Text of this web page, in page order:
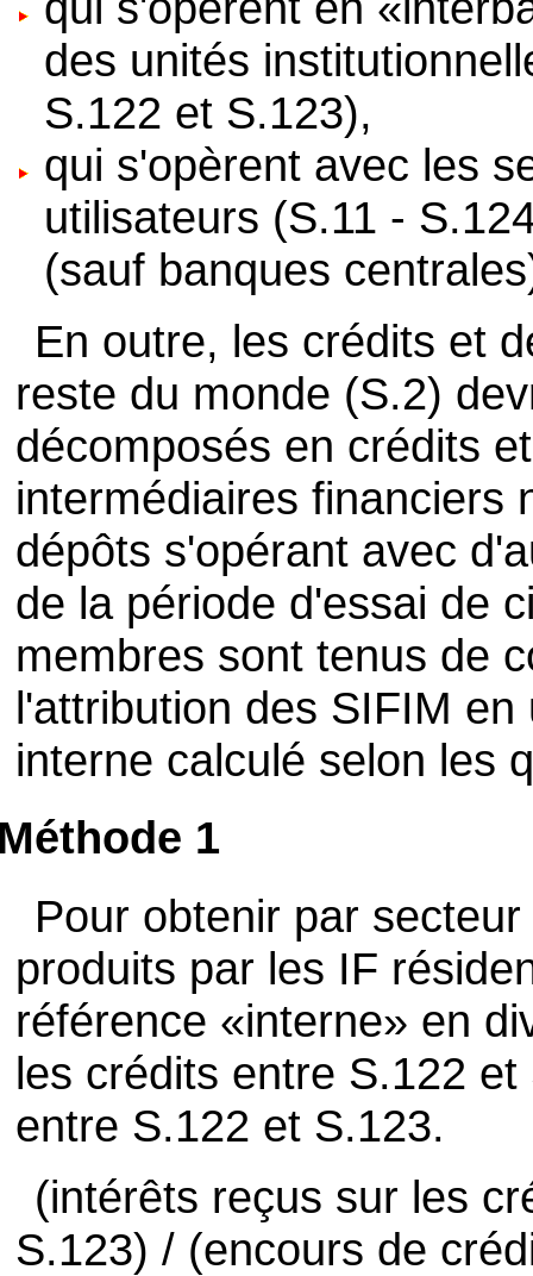
des unités
S.122 et S.123),
qui s'opèrent avec les
utilisateurs (S.11 -
(sauf banques
En outre, les crédits et
reste du monde (S.2)
décomposés en crédits
intermédiaires financiers
dépôts s'opérant avec
de la période d'essai de
membres sont tenus de
l'attribution des SIFIM
interne calculé selon les
1
Pour obtenir par
produits par les IF
référence «interne» en
les crédits entre S.122
entre S.122 et S.123.
(intérêts reçus sur les
S.123) / (encours de